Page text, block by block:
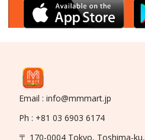
Email : info@mmmart.jp
Ph : +81 03 6903 6174
〒 170-0004 Tokyo, Toshima-ku,